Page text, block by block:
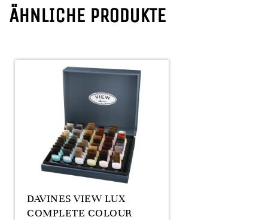
ÄHNLICHE PRODUKTE
DAVINES VIEW LUX
COMPLETE COLOUR